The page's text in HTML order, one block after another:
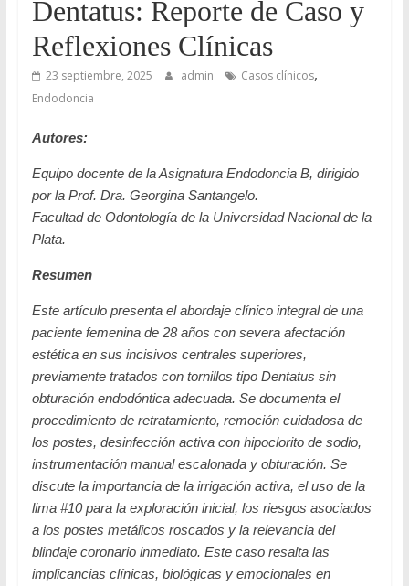
Dentatus: Reporte de Caso y
Reflexiones Clínicas
23 septiembre, 2025 admin Casos clínicos,
Endodoncia
Autores:
Equipo docente de la Asignatura Endodoncia B, dirigido
por la Prof. Dra. Georgina Santangelo.
Facultad de Odontología de la Universidad Nacional de la
Plata.
Resumen
Este artículo presenta el abordaje clínico integral de una
paciente femenina de 28 años con severa afectación
estética en sus incisivos centrales superiores,
previamente tratados con tornillos tipo Dentatus sin
obturación endodóntica adecuada. Se documenta el
procedimiento de retratamiento, remoción cuidadosa de
los postes, desinfección activa con hipoclorito de sodio,
instrumentación manual escalonada y obturación. Se
discute la importancia de la irrigación activa, el uso de la
lima #10 para la exploración inicial, los riesgos asociados
a los postes metálicos roscados y la relevancia del
blindaje coronario inmediato. Este caso resalta las
implicancias clínicas, biológicas y emocionales en